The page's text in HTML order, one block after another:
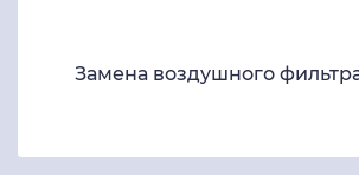
Замена воздушного